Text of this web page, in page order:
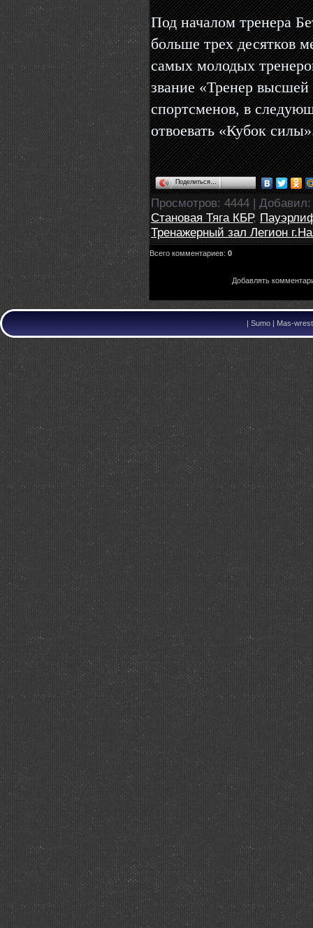
Под началом тренера
больше трех десятков
самых молодых
звание «Тренер
спортсменов, в
отвоевать «Кубок
Поделиться…
Просмотров: 4444 | Добавил
Становая Тяга КБР,
Тренажерный зал Легион
Всего комментариев: 0
Добавлять
| Sumo | Mas-